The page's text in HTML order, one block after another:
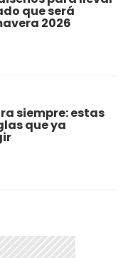
que será
2026
siempre: estas
que ya